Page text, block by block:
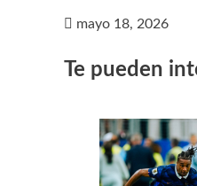
mayo 18, 2026
Te pueden